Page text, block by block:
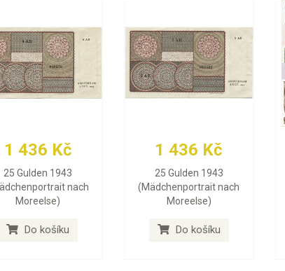
1 436 Kč
25 Gulden 1943
nach
Moreelse)
Do košíku
1 436 Kč
25 Gulden 1943
(Mädchenportrait nach
Moreelse)
Do košíku